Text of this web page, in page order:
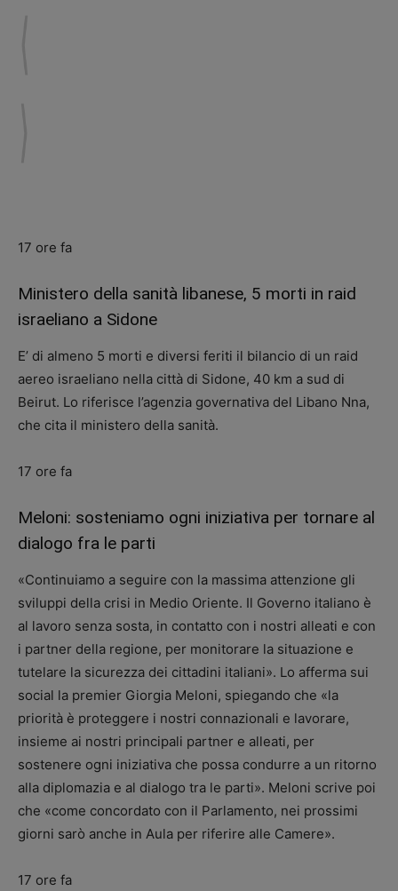
17 ore fa
Ministero della sanità libanese, 5 morti in raid
israeliano a Sidone
E’ di almeno 5 morti e diversi feriti il bilancio di un raid
aereo israeliano nella città di Sidone, 40 km a sud di
Beirut. Lo riferisce l’agenzia governativa del Libano Nna,
che cita il ministero della sanità.
17 ore fa
Meloni: sosteniamo ogni iniziativa per tornare al
dialogo fra le parti
«Continuiamo a seguire con la massima attenzione gli
sviluppi della crisi in Medio Oriente. Il Governo italiano è
al lavoro senza sosta, in contatto con i nostri alleati e con
i partner della regione, per monitorare la situazione e
tutelare la sicurezza dei cittadini italiani». Lo afferma sui
social la premier Giorgia Meloni, spiegando che «la
priorità è proteggere i nostri connazionali e lavorare,
insieme ai nostri principali partner e alleati, per
sostenere ogni iniziativa che possa condurre a un ritorno
alla diplomazia e al dialogo tra le parti». Meloni scrive poi
che «come concordato con il Parlamento, nei prossimi
giorni sarò anche in Aula per riferire alle Camere».
17 ore fa